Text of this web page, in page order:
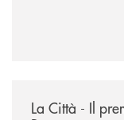
La Città - Il